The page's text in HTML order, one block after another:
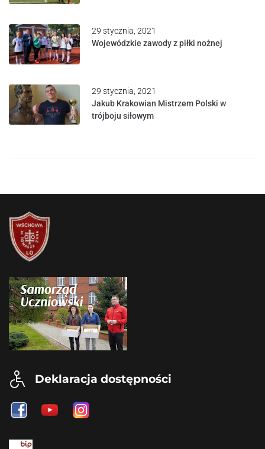
29 stycznia, 2021
Wojewódzkie zawody z piłki nożnej
29 stycznia, 2021
Jakub Krakowian Mistrzem Polski w
trójboju siłowym
Deklaracja dostępności